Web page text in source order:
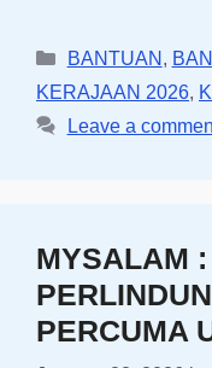
Categories
BANTUAN ,
KERAJAAN 2026,
Leave a
MYSALAM
PERCUMA